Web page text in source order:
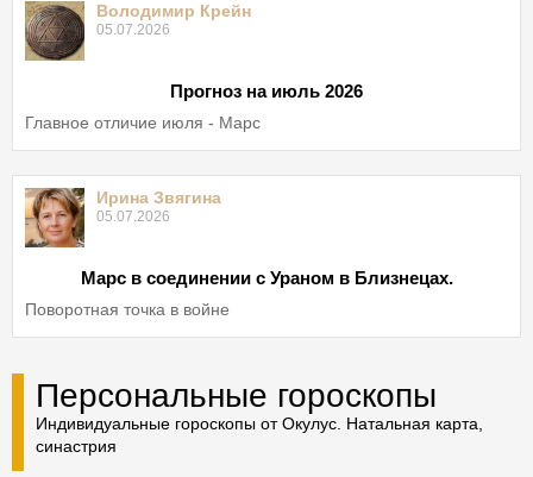
Володимир Крейн
05.07.2026
Прогноз на июль 2026
Главное отличие июля - Марс
Ирина Звягина
05.07.2026
Марс в соединении с Ураном в Близнецах.
Поворотная точка в войне
Персональные гороскопы
Индивидуальные гороскопы от Окулус. Натальная карта,
синастрия